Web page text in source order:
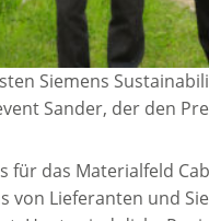
Siemens
Sander, der den
für das Materialfeld
von Lieferanten und